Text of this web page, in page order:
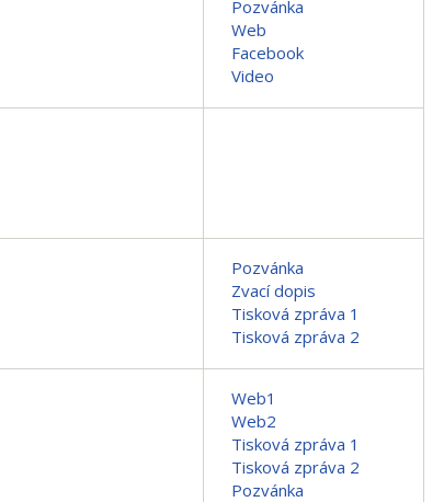
Pozvánka
Web
Facebook
Video
Pozvánka
Zvací dopis
Tisková zpráva 1
Tisková zpráva 2
Web1
Web2
Tisková zpráva 1
Tisková zpráva 2
Pozvánka